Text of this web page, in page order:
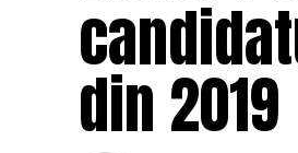
din 2019